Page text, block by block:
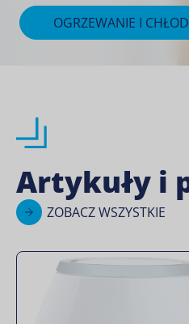
OGRZEWANIE I
Artykuły i
ZOBACZ WSZYSTKIE